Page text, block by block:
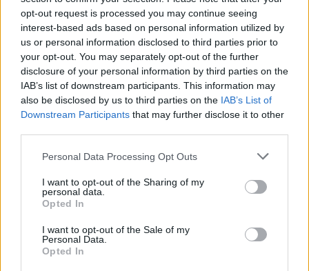
opt-out request is processed you may continue seeing
interest-based ads based on personal information utilized by
us or personal information disclosed to third parties prior to
your opt-out. You may separately opt-out of the further
disclosure of your personal information by third parties on the
IAB’s list of downstream participants. This information may
also be disclosed by us to third parties on the IAB’s List of
Downstream Participants that may further disclose it to other
Personal Data Processing Opt Outs
I want to opt-out of the Sharing of my
personal data.
Opted In
I want to opt-out of the Sale of my
Personal Data.
Opted In
Předchozí článek
Zmizela hasičská nádrž
Následující článek
Fotogalerie: Chalupáři by kapra
konec provozoven
SOUVISEJÍCÍ ČLÁNKY
VÍCE OD AUTORA